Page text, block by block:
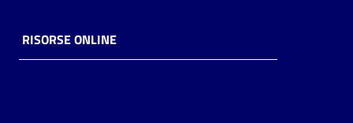
RISORSE ONLINE